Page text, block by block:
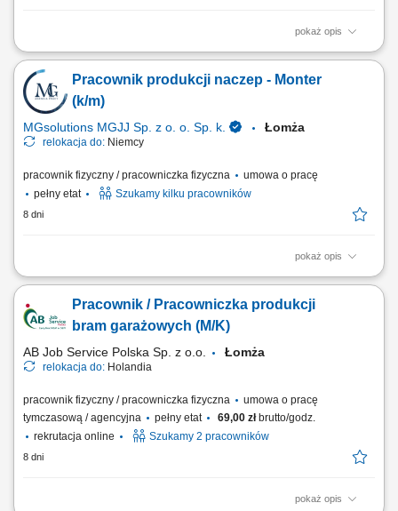
pokaż opis
Otrzymasz całkowitą stawkę brutto w wysokości 20,70 € za godzinę. Jej
wysokość zależy od stanowiska, na którym rozpoczniesz pracę. Kwota
ta obejmuje wynagrodzenie podstawowe w wysokości 18,00 € za
godzinę, powiększone o dodatek ADV, dodatek urlopowy oraz udział w
zyskach. W...
Pracownik produkcji naczep - Monter
(k/m)
MGsolutions MGJJ Sp. z o. o. Sp. k. Łomża
relokacja do: Niemcy
pracownik fizyczny / pracowniczka fizyczna
umowa o pracę
pełny etat
Szukamy kilku pracowników
8 dni
pokaż opis
Opis stanowiska Prosta praca na produkcji elementów i zespołów do
jakości w trakcie produkcji; Pomoc w układaniu / pakowaniu elementów;
Pracownik / Pracowniczka produkcji
bram garażowych (M/K)
AB Job Service Polska Sp. z o.o. Łomża
relokacja do: Holandia
pracownik fizyczny / pracowniczka fizyczna
umowa o pracę
tymczasową / agencyjna
pełny etat 69,00 złbrutto/godz.
rekrutacja online
Szukamy 2 pracowników
8 dni
pokaż opis